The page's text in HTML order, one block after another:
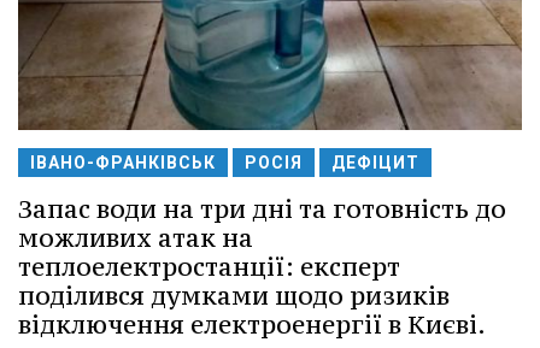
ІВАНО-ФРАНКІВСЬК РОСІЯ ДЕФІЦИТ
Запас води на три дні та готовність до
можливих атак на
теплоелектростанції: експерт
поділився думками щодо ризиків
відключення електроенергії в Києві.